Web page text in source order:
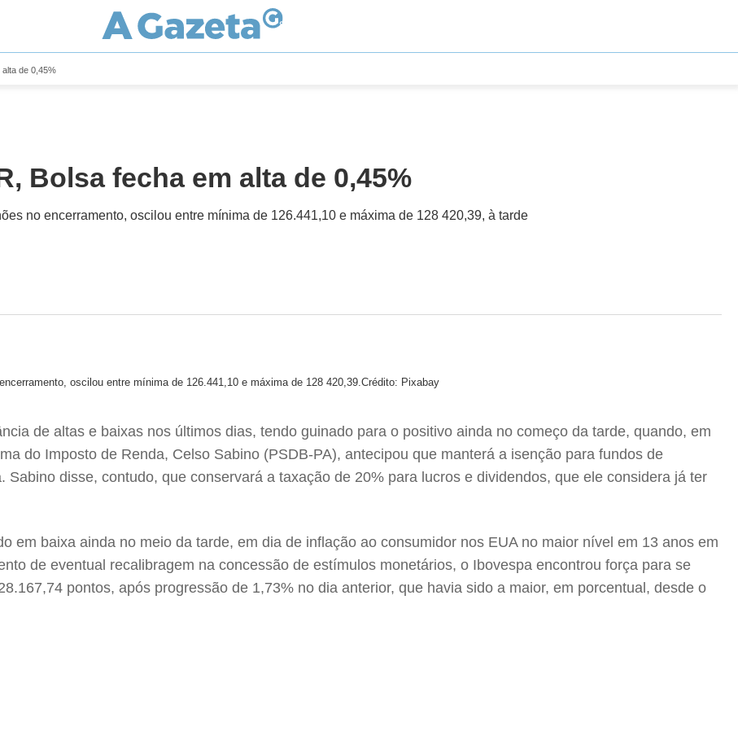
de 0,45%
Bolsa fecha em alta de 0,45%
no encerramento, oscilou entre mínima de 126.441,10 e máxima de 128 420,39, à tarde
oscilou entre mínima de 126.441,10 e máxima de 128 420,39.Crédito: Pixabay
de altas e baixas nos últimos dias, tendo guinado para o positivo ainda no começo da tarde, quando, em
do Imposto de Renda, Celso Sabino (PSDB-PA), antecipou que manterá a isenção para fundos de
disse, contudo, que conservará a taxação de 20% para lucros e dividendos, que ele considera já ter
em baixa ainda no meio da tarde, em dia de inflação ao consumidor nos EUA no maior nível em 13 anos em
de eventual recalibragem na concessão de estímulos monetários, o Ibovespa encontrou força para se
pontos, após progressão de 1,73% no dia anterior, que havia sido a maior, em porcentual, desde o